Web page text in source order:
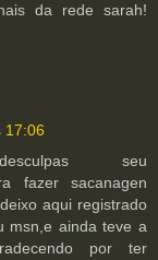
da rede sarah!
17:06
seu
fazer sacanagen
aqui registrado
msn,e ainda teve a
por ter